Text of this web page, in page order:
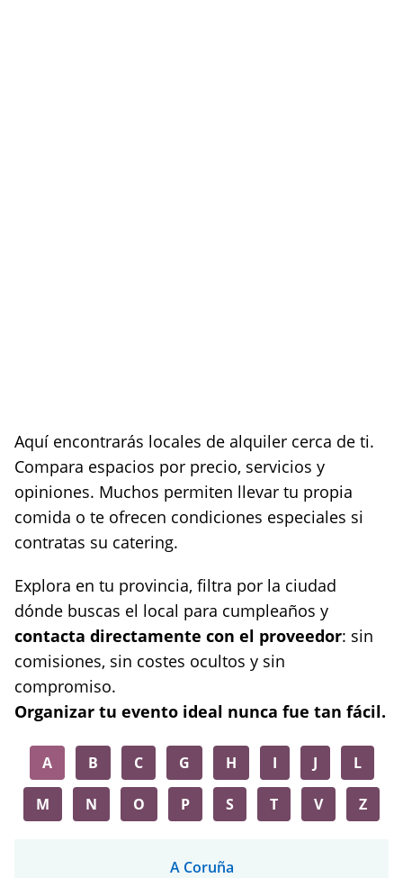
Aquí encontrarás locales de alquiler cerca de ti.
Compara espacios por precio, servicios y
opiniones. Muchos permiten llevar tu propia
comida o te ofrecen condiciones especiales si
contratas su catering.
Explora en tu provincia, filtra por la ciudad
dónde buscas el local para cumpleaños y
contacta directamente con el proveedor: sin
comisiones, sin costes ocultos y sin
compromiso.
Organizar tu evento ideal nunca fue tan fácil.
A B C G H I J L
M N O P S T V Z
A Coruña